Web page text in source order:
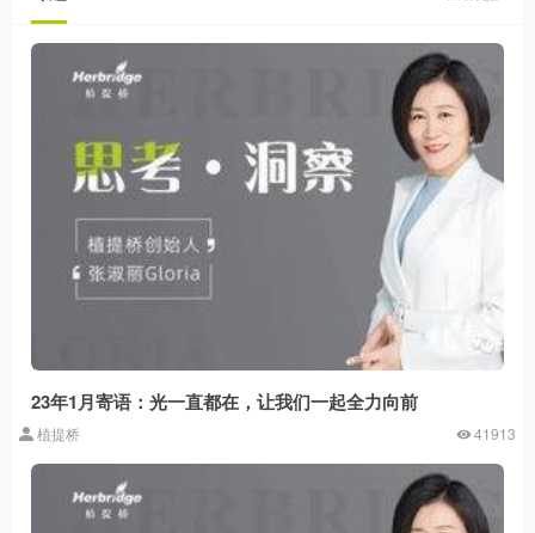
23年1月寄语：光一直都在，让我们一起全力向前
植提桥 41913